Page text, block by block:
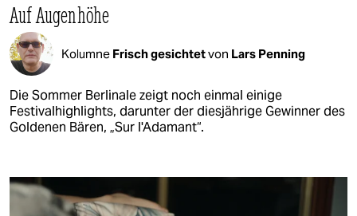
Auf Augenhöhe
Kolumne Frisch gesichtetvon Lars Penning
Die Sommer Berlinale zeigt noch einmal einige
Festivalhighlights, darunter der diesjährige Gewinner des
Goldenen Bären, „Sur l'Adamant“.